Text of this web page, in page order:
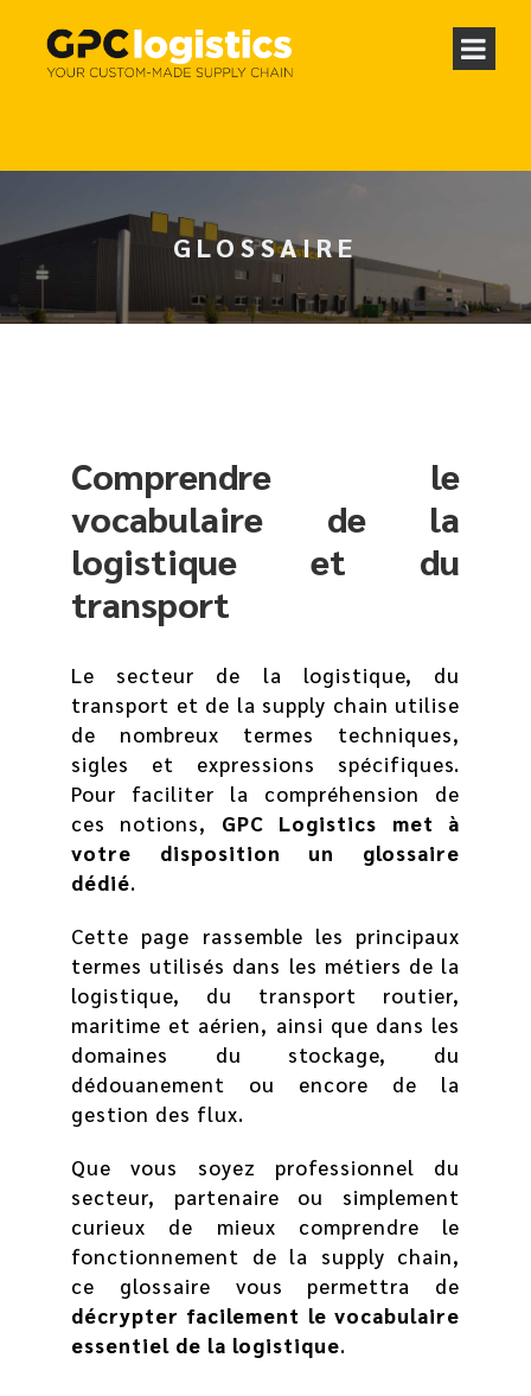
GLOSSAIRE
Comprendre le
vocabulaire de la
logistique et du
transport
Le secteur de la logistique, du
transport et de la supply chain utilise
de nombreux termes techniques,
sigles et expressions spécifiques.
Pour faciliter la compréhension de
ces notions, GPC Logistics met à
votre disposition un glossaire
dédié.
Cette page rassemble les principaux
termes utilisés dans les métiers de la
logistique, du transport routier,
maritime et aérien, ainsi que dans les
domaines du stockage, du
dédouanement ou encore de la
gestion des flux.
Que vous soyez professionnel du
secteur, partenaire ou simplement
curieux de mieux comprendre le
fonctionnement de la supply chain,
ce glossaire vous permettra de
décrypter facilement le vocabulaire
essentiel de la logistique.